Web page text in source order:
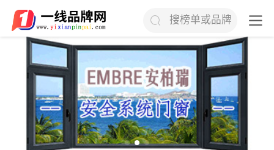
搜榜单或品牌